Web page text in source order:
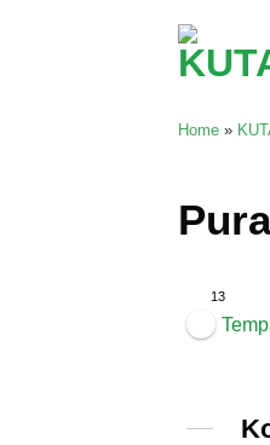
Home »
13